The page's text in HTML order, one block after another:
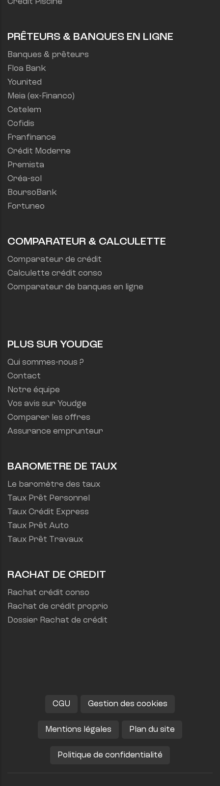
Crédit Piscine
PRÊTEURS & BANQUES EN LIGNE
Banques & prêteurs
Floa Bank
Younited
Meia (ex-Financo)
Cetelem
Cofidis
Franfinance
Crédit Moderne
Premista
Créa-sol
BoursoBank
Fortuneo
COMPARATEUR & CALCULETTE
Comparateur de crédit
Calculette crédit conso
Comparateur de banques en ligne
PLUS SUR YOUDGE
Qui sommes-nous ?
Contact
Notre équipe
Vos avis sur Youdge
Comparer les offres
Assurance emprunteur
BAROMETRE DE TAUX
Le baromètre des taux
Taux Prêt Personnel
Taux Crédit Express
Taux Prêt Auto
Taux Prêt Travaux
RACHAT DE CREDIT
Rachat crédit conso
Rachat de crédit proprio
Dossier Rachat de crédit
CGU Gestion des cookies
Mentions légales Plan du site
Politique de confidentialité